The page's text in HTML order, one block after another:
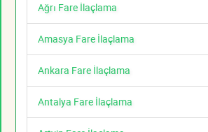
Ağrı Fare İlaçlama
Amasya Fare İlaçlama
Ankara Fare İlaçlama
Antalya Fare İlaçlama